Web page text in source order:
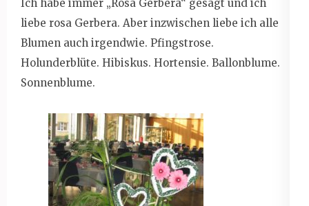
Ich habe immer „Rosa Gerbera“ gesagt und ich
liebe rosa Gerbera. Aber inzwischen liebe ich alle
Blumen auch irgendwie. Pfingstrose.
Holunderblüte. Hibiskus. Hortensie. Ballonblume.
Sonnenblume.